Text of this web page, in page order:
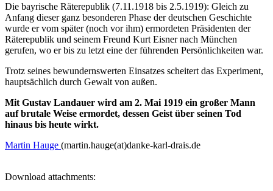
Die bayrische Räterepublik (7.11.1918 bis 2.5.1919): Gleich zu
Anfang dieser ganz besonderen Phase der deutschen Geschichte
wurde er vom später (noch vor ihm) ermordeten Präsidenten der
Räterepublik und seinem Freund Kurt Eisner nach München
gerufen, wo er bis zu letzt eine der führenden Persönlichkeiten war.
Trotz seines bewundernswerten Einsatzes scheitert das Experiment,
hauptsächlich durch Gewalt von außen.
Mit Gustav Landauer wird am 2. Mai 1919 ein großer Mann
auf brutale Weise ermordet, dessen Geist über seinen Tod
hinaus bis heute wirkt.
Martin Hauge (martin.hauge(at)danke-karl-drais.de
Download attachments: